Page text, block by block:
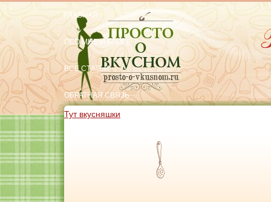
ГЛАВНАЯ
ОБО МНЕ И БЛОГЕ
ВСЕ СТАТЬИ
ОБРАТНАЯ СВЯЗЬ
Тут вкусняшки